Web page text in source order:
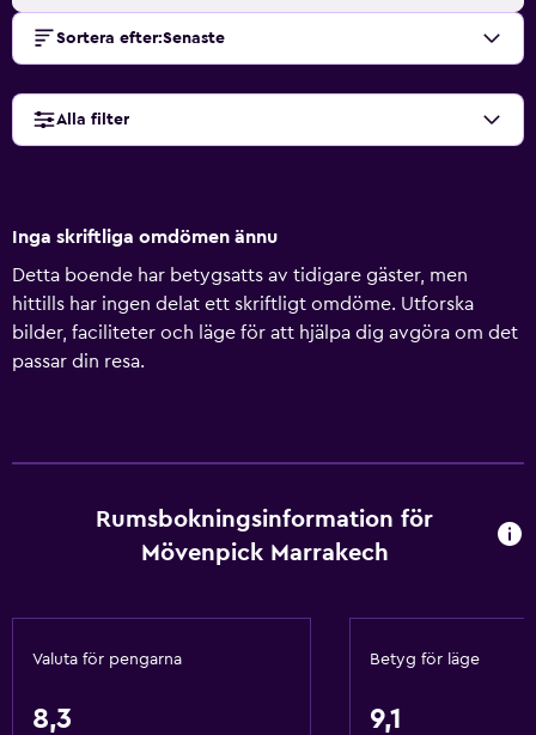
Sortera efter:Senaste
Alla filter
Inga skriftliga omdömen ännu
Detta boende har betygsatts av tidigare gäster, men
hittills har ingen delat ett skriftligt omdöme. Utforska
bilder, faciliteter och läge för att hjälpa dig avgöra om det
passar din resa.
Rumsbokningsinformation för
Mövenpick Marrakech
Valuta för pengarna
8,3
Betyg för läge
9,1